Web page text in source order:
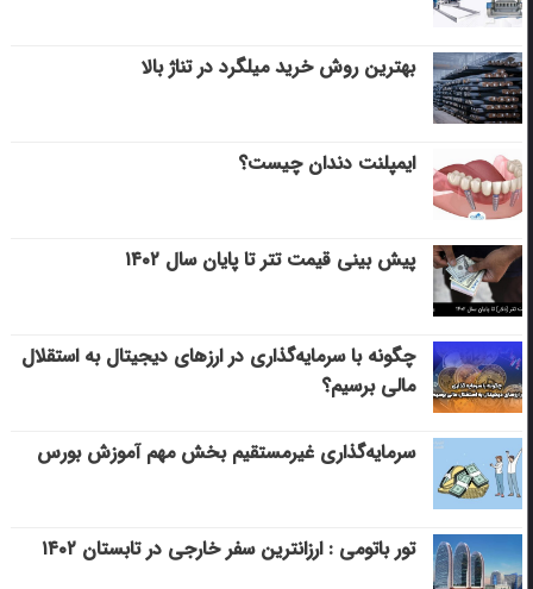
بهترین روش خرید میلگرد در تناژ بالا
ایمپلنت دندان چیست؟
پیش بینی قیمت تتر تا پایان سال ۱۴۰۲
چگونه با سرمایه‌گذاری در ارزهای دیجیتال به استقلال
مالی برسیم؟
سرمایه‌گذاری غیرمستقیم بخش مهم آموزش بورس
تور باتومی : ارزانترین سفر خارجی در تابستان ۱۴۰۲